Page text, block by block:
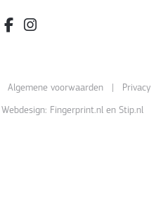
facebook.com/bdvereniging/
instagram.com/
Algemene voorwaarden| Privacy
Fingerprint.nlen Stip.nl